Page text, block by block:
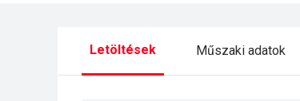
Letöltések Műszaki adatok